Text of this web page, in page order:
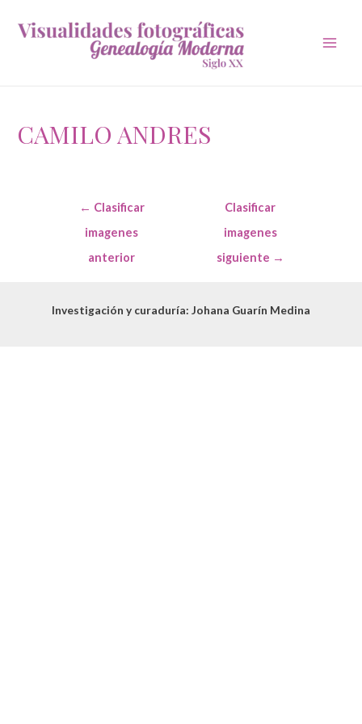
CAMILO ANDRES
entradas
← Clasificar
imagenes
anterior
Clasificar
imagenes
siguiente →
Investigación y curaduría: Johana Guarín Medina